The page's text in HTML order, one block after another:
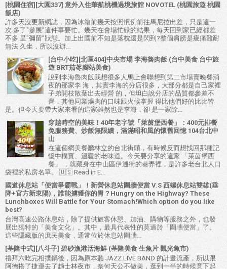
[桃園住宿][大園337] 意外入住華航桃機過境旅館 NOVOTEL (桃園旅遊 桃園
飯店)
許多天沒更新網誌，因為冰箱前幾天按照慣例前往馬尼拉出差，只是這一
次 多了"參展"這件事要忙。幾天在會場忙碌的結果，每天回到家已經都差
不多 呈"彌留"狀態。加上出國前不知是落枕還是閃到?整個肩膀是痠痛難耐
無法 久坐，所以沒辦...
[台中小吃][北區404]中央市場 李海魯肉飯 (台中美食 台中旅
遊 BRT茄苳腳站美食)
說到李海魯肉飯我想很多人馬上會聯想到第二市場賣晚餐消
夜的那家李 海，其實李海的分店很多，大部分都是自己家裡
子弟開枝散葉出去經營 的，但坦白說分店的品質都參差不
齊，其他同業爌肉的口味跟火候掌握 得比他們好的比比皆
是。但今天要帶大家來看的這家雖然也是李海，卻 是一家除...
穿越時空的美味！40年老字號「萊茵堡西餐」：400元排餐
免服務費、炒飯無限續，滿滿昭和風的懷舊回憶 104台北中
山
在這個網美餐廳林立的台北街頭，有時候反而想找回那種記
憶中樸實、溫暖的老味道。今天要分享的這家 「萊茵堡西
餐」 ，就藏身在中山區伊通街的巷弄裡，是許多老台北人口
袋裡的私房名單。 🇺🇸 Read in E...
國道休息站「便當爭霸戰」！新營休息站圍牆便當 V.S 西螺休息站雙雄(垂
降+官方新東陽)，誰能擄獲你的胃？Hungry on the Highway? These
Lunchboxes Will Battle for Your Stomach!Which option do you like
best?
台灣高速公路休息站，除了提供旅客休憩、加油、購物等服務之外，也發
展出獨特的「美食文化」。其中，最具代表性的莫過於「圍牆便當」了。
這些隱藏版的庶民美食，通常位於休息站圍牆...
[基隆中式][八斗子] 碧砂漁港活海鮮 (基隆美食 生魚片 觀光魚市)
禮拜六吃完相撲鍋後，因為原本聽 JAZZ LIVE BAND 的計畫流產，所以跟
阿德搭了捷運去了趟士林夜市，奈何天公不做美，逛到一半的時候竟下起